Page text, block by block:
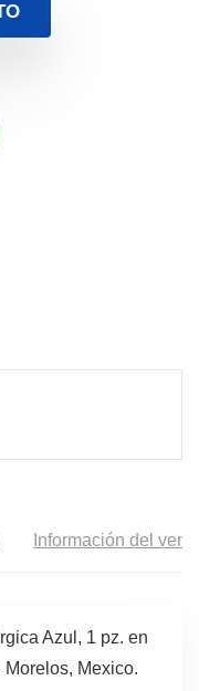
Información del
Azul, 1 pz. en
Mexico.